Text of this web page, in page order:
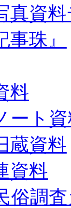
真資
珠』
料
ート
蔵資料
資料
調査